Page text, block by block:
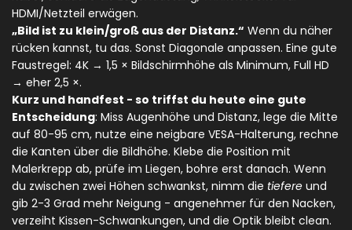
HDMI/Netzteil erwägen.
„Bild ist zu klein/groß aus der Distanz.“ Wenn du näher
rücken kannst, tu das. Sonst Diagonale anpassen. Eine gute
Faustregel: 4K → 1,5 × Bildschirmhöhe als Minimum, Full HD
→ eher 2,5 ×.
Kurz und handfest - so triffst du heute eine gute
Entscheidung: Miss Augenhöhe und Distanz, lege die Mitte
auf 80-95 cm, nutze eine neigbare VESA-Halterung, rechne
die Kanten über die Bildhöhe. Klebe die Position mit
Malerkrepp ab, prüfe im Liegen, bohre erst danach. Wenn
du zwischen zwei Höhen schwankst, nimm die tiefere und
gib 2-3 Grad mehr Neigung - angenehmer für den Nacken,
verzeiht Kissen-Schwankungen, und die Optik bleibt clean.